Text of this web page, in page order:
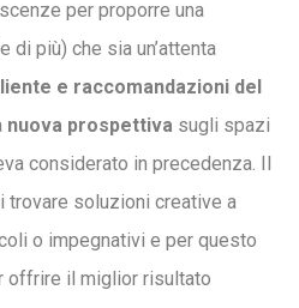
per proporre una
più) che sia un’attenta
e raccomandazioni del
nuova prospettiva sugli spazi
considerato in precedenza. Il
soluzioni creative a
o impegnativi e per questo
offrire il miglior risultato